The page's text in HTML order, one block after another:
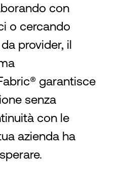
con
o cercando
provider, il
garantisce
senza
con le
azienda ha